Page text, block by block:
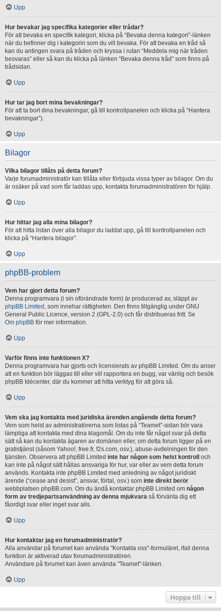
Upp
Hur bevakar jag specifika kategorier eller trådar?
För att bevaka en specifik kategori, klicka på “Bevaka denna kategori”-länken
när du befinner dig i kategorin som du vill bevaka. För att bevaka en tråd så
kan du antingen svara på tråden och kryssa i rutan “Meddela mig när tråden
besvaras” eller så kan du klicka på länken “Bevaka denna tråd” som finns på
trådsidan.
Upp
Hur tar jag bort mina bevakningar?
För att ta bort dina bevakningar, gå till kontrollpanelen och klicka på “Hantera
bevakningar”).
Upp
Bilagor
Vilka bilagor tillåts på detta forum?
Varje forumadministratör kan tillåta eller förbjuda vissa typer av bilagor. Om du
är osäker på vad som får laddas upp, kontakta forumadministratören för hjälp.
Upp
Hur hittar jag alla mina bilagor?
För att hitta listan över alla bilagor du laddat upp, gå till kontrollpanelen och
klicka på “Hantera bilagor”.
Upp
phpBB-problem
Vem har gjort detta forum?
Denna programvara (i sin oförändrade form) är producerad av, släppt av
phpBB Limited , som innehar rättigheten. Den finns tillgänglig under GNU
General Public Licence, version 2 (GPL-2.0) och får distribueras fritt. Se
Om phpBB för mer information.
Upp
Varför finns inte funktionen X?
Denna programvara har gjorts och licensierats av phpBB Limited. Om du anser
att en funktion bör läggas till eller vill rapportera en bugg, var vänlig och besök
phpBB Idécenter, där du kommer att hitta verktyg för att göra så.
Upp
Vem ska jag kontakta med juridiska ärenden angående detta forum?
Vem som helst av administratörerna som listas på “Teamet”-sidan bör vara
lämpliga att kontakta med dina klagomål. Om du inte får något svar på detta
sätt så kan du kontakta ägaren av domänen eller, om detta forum ligger på en
gratistjänst (såsom Yahoo!, free.fr, f2s.com, osv.), abuse-avdelningen för den
tjänsten. Observera att phpBB Limited inte har någon som helst kontroll
och
kan inte på något sätt hållas ansvariga för hur, var eller av vem detta forum
används. Kontakta inte phpBB Limited med anledning av något juridiskt
ärende (“cease and desist”, ansvar, förtal, osv.) som inte direkt berör
webbplatsen phpBB.com. Om du ändå kontaktar phpBB Limited om någon
form av tredjepartsanvändning av denna mjukvara så förvänta dig ett
fåordigt svar eller inget svar alls.
Upp
Hur kontaktar jag en forumadministratör?
Alla användar på forumet kan använda "Kontakta oss"-formuläret, ifall denna
funktion är aktiverad utav forumadministratören.
Användare på forumet kan även använda "Teamet"-länken.
Upp
Hoppa till